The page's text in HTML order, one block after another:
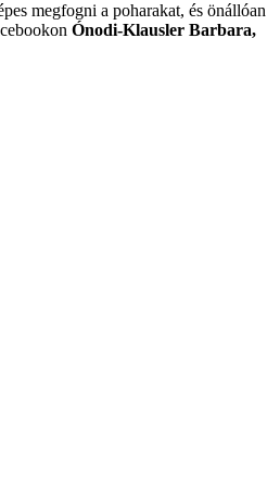
megfogni a poharakat, és önállóan
Ónodi-Klausler Barbara,